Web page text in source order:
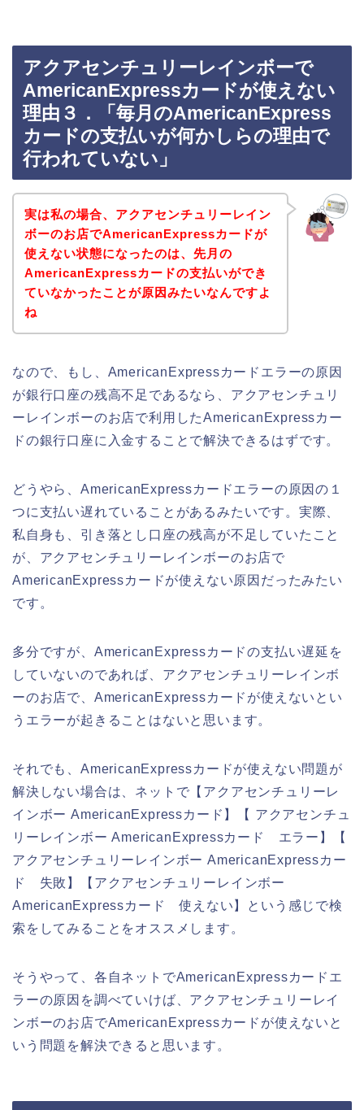
アクアセンチュリーレインボーで
AmericanExpressカードが使えない
理由３．「毎月のAmericanExpress
カードの支払いが何かしらの理由で
行われていない」
実は私の場合、アクアセンチュリーレイン
ボーのお店でAmericanExpressカードが
使えない状態になったのは、先月の
AmericanExpressカードの支払いができ
ていなかったことが原因みたいなんですよ
ね
なので、もし、AmericanExpressカードエラーの原因
が銀行口座の残高不足であるなら、アクアセンチュリ
ーレインボーのお店で利用したAmericanExpressカー
ドの銀行口座に入金することで解決できるはずです。
どうやら、AmericanExpressカードエラーの原因の１
つに支払い遅れていることがあるみたいです。実際、
私自身も、引き落とし口座の残高が不足していたこと
が、アクアセンチュリーレインボーのお店で
AmericanExpressカードが使えない原因だったみたい
です。
多分ですが、AmericanExpressカードの支払い遅延を
していないのであれば、アクアセンチュリーレインボ
ーのお店で、AmericanExpressカードが使えないとい
うエラーが起きることはないと思います。
それでも、AmericanExpressカードが使えない問題が
解決しない場合は、ネットで【アクアセンチュリーレ
インボー AmericanExpressカード】【 アクアセンチュ
リーレインボー AmericanExpressカード エラー】【
アクアセンチュリーレインボー AmericanExpressカー
ド 失敗】【アクアセンチュリーレインボー
AmericanExpressカード 使えない】という感じで検
索をしてみることをオススメします。
そうやって、各自ネットでAmericanExpressカードエ
ラーの原因を調べていけば、アクアセンチュリーレイ
ンボーのお店でAmericanExpressカードが使えないと
いう問題を解決できると思います。